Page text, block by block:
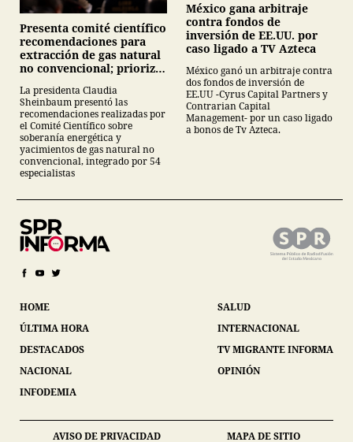
Presenta comité científico
recomendaciones para
extracción de gas natural
no convencional; prioriza
descarta yacimiento
Tampico-Misantla
La presidenta Claudia
Sheinbaum presentó las
recomendaciones realizadas por
el Comité Científico sobre
soberanía energética y
yacimientos de gas natural no
convencional, integrado por 54
especialistas
México gana arbitraje
contra fondos de
inversión de EE.UU. por
caso ligado a TV Azteca
México ganó un arbitraje contra
dos fondos de inversión de
EE.UU -Cyrus Capital Partners y
Contrarian Capital
Management- por un caso ligado
a bonos de Tv Azteca.
HOME
ÚLTIMA HORA
DESTACADOS
NACIONAL
INFODEMIA
SALUD
INTERNACIONAL
TV MIGRANTE INFORMA
OPINIÓN
AVISO DE PRIVACIDAD MAPA DE SITIO